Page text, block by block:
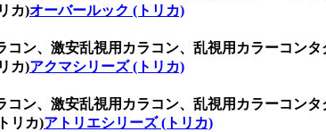
カ)オーバールック (トリカ)
ン、激安乱視用カラコン、乱視用カラーコン
カ)アクマシリーズ (トリカ)
ン、激安乱視用カラコン、乱視用カラーコン
リカ)アトリエシリーズ (トリカ)